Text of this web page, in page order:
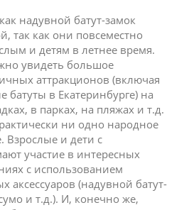
надувной батут-замок
так как они повсеместно
и детям в летнее время.
увидеть большое
аттракционов (включая
батуты в Екатеринбурге) на
в парках, на пляжах и т.д.
ни одно народное
Взрослые и дети с
участие в интересных
с использованием
аксессуаров (надувной батут-
и т.д.). И, конечно же,